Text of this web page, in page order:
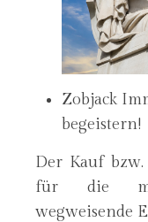
Zobjack
begeistern!
Der Kauf
für die
wegweisende